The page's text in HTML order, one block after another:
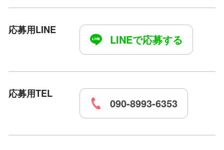
応募用LINE
LINEで応募する
応募用TEL
090-8993-6353